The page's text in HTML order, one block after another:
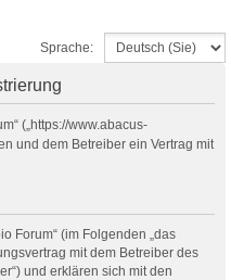
Sprache:
(„https://www.abacus-
und dem Betreiber ein Vertrag mit
Forum“ (im Folgenden „das
mit dem Betreiber des
und erklären sich mit den